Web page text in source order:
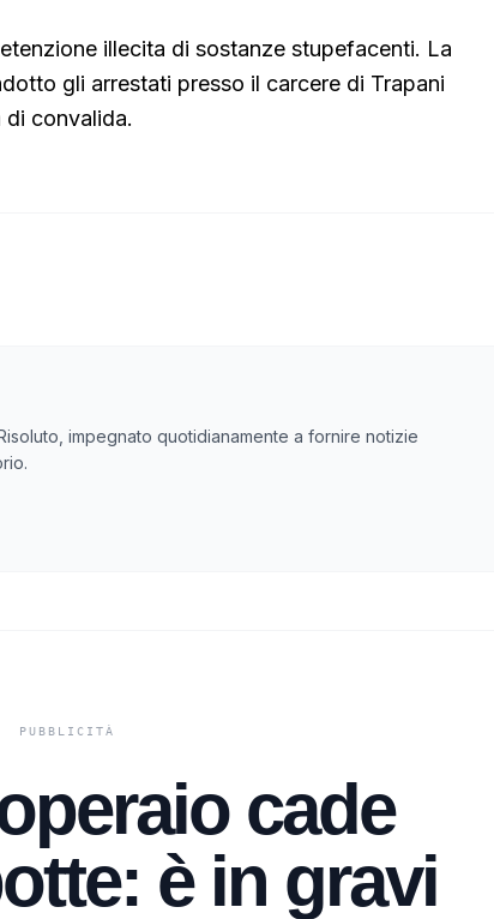
illecita di sostanze stupefacenti. La
gli arrestati presso il carcere di Trapani
di convalida.
impegnato quotidianamente a fornire notizie
cade
è in gravi